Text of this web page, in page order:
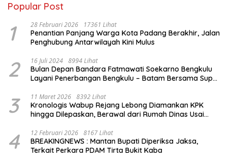
Popular Post
1 28 Februari 2026 17361 Lihat
Penantian Panjang Warga Kota Padang Berakhir, Jalan
Penghubung Antarwilayah Kini Mulus
2 16 Juli 2024 8994 Lihat
Bulan Depan Bandara Fatmawati Soekarno Bengkulu
Layani Penerbangan Bengkulu – Batam Bersama Super
3 11 Maret 2026 8392 Lihat
Kronologis Wabup Rejang Lebong Diamankan KPK
hingga Dilepaskan, Berawal dari Rumah Dinas Usai
4 12 Februari 2026 8167 Lihat
BREAKINGNEWS : Mantan Bupati Diperiksa Jaksa,
Terkait Perkara PDAM Tirta Bukit Kaba